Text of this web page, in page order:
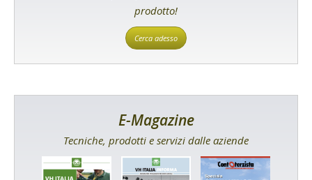
prodotto!
Cerca adesso
E-Magazine
Tecniche, prodotti e servizi dalle aziende